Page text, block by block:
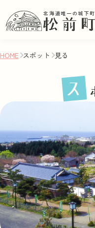
北海道唯一の城下町
HOME スポット 見る